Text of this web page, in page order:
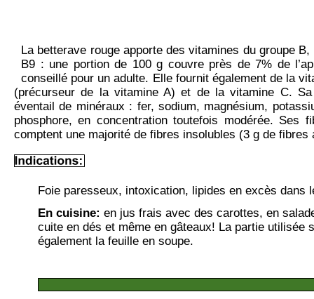
La betterave rouge apporte des vitamines du groupe
B9 : une portion de 100 g couvre près de 7% de
conseillé pour un adulte. Elle fournit également de la
(précurseur de la vitamine A) et de la vitamine C.
éventail de minéraux : fer, sodium, magnésium,
phosphore, en concentration toutefois modérée. Ses
comptent une majorité de fibres insolubles (3 g de fibres
Foie paresseux, intoxication, lipides en excès dans
En cuisine: en jus frais avec des carottes, en
cuite en dés et même en gâteaux! La partie utilisée
également la feuille en soupe.